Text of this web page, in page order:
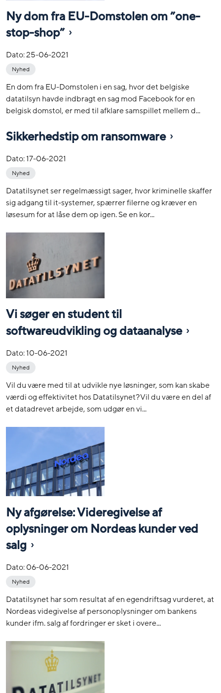
Ny dom fra EU-Domstolen om ”one-
stop-shop”
Dato:25-06-2021
Nyhed
En dom fra EU-Domstolen i en sag, hvor det belgiske
datatilsyn havde indbragt en sag mod Facebook for en
belgisk domstol, er med til afklare samspillet mellem d...
Sikkerhedstip om ransomware
Dato:17-06-2021
Nyhed
Datatilsynet ser regelmæssigt sager, hvor kriminelle skaffer
sig adgang til it-systemer, spærrer filerne og kræver en
løsesum for at låse dem op igen. Se en kor...
Vi søger en student til
softwareudvikling og dataanalyse
Dato:10-06-2021
Nyhed
Vil du være med til at udvikle nye løsninger, som kan skabe
værdi og effektivitet hos Datatilsynet? Vil du være en del af
et datadrevet arbejde, som udgør en vi...
Ny afgørelse: Videregivelse af
oplysninger om Nordeas kunder ved
salg
Dato:06-06-2021
Nyhed
Datatilsynet har som resultat af en egendriftsag vurderet, at
Nordeas videgivelse af personoplysninger om bankens
kunder ifm. salg af fordringer er sket i overe...